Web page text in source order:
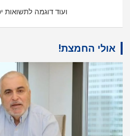
ועוד דוגמה לתשואות
אולי החמצת!